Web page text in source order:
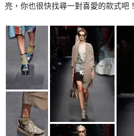
亮，你也很快找尋一對喜愛的款式吧！